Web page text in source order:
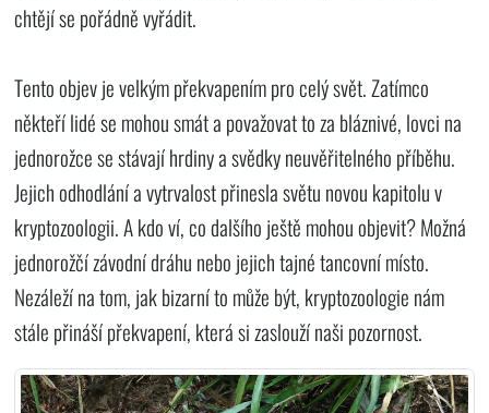
chtějí se pořádně vyřádit.
Tento objev je velkým překvapením pro celý svět. Zatímco
někteří lidé se mohou smát a považovat to za bláznivé, lovci na
jednorožce se stávají hrdiny a svědky neuvěřitelného příběhu.
Jejich odhodlání a vytrvalost přinesla světu novou kapitolu v
kryptozoologii. A kdo ví, co dalšího ještě mohou objevit? Možná
jednorožčí závodní dráhu nebo jejich tajné tancovní místo.
Nezáleží na tom, jak bizarní to může být, kryptozoologie nám
stále přináší překvapení, která si zaslouží naši pozornost.